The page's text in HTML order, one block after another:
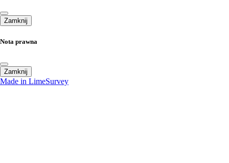
Zamknij
Nota prawna
Zamknij
Made in LimeSurvey